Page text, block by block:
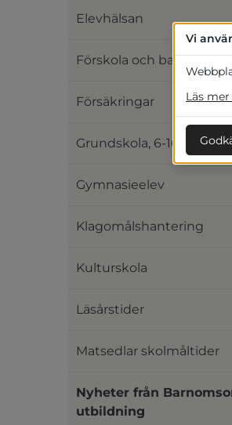
Elevhälsan
Förskola och
Försäkringar
Grundskola, 6-16 år
Gymnasieelev
Klagomålshantering
Kulturskola
Läsårstider
Matsedlar skolmåltider
Nyheter från
utbildning
Vi
Läs